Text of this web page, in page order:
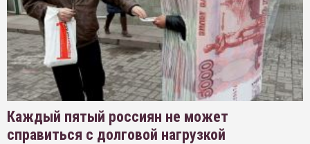
Каждый пятый россиян не может
справиться с долговой нагрузкой